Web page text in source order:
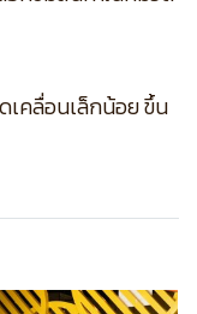
เคลื่อนเล็กน้อย ขึ้น